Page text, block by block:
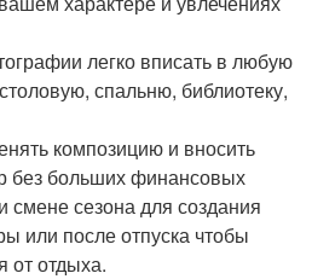
легко вписать в любую
спальню, библиотеку,
композицию и вносить
без больших финансовых
смене сезона для создания
или после отпуска чтобы
от отдыха.